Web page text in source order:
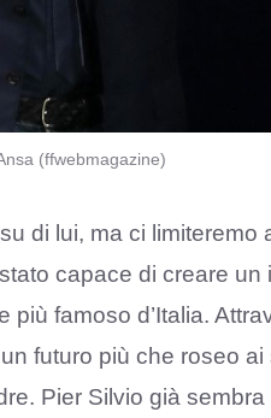
(ffwebmagazine)
di lui, ma ci limiteremo
capace di creare
più famoso d’Italia.
futuro più che roseo
Pier Silvio già